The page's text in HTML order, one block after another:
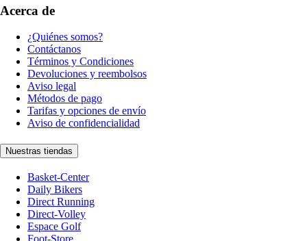
Acerca de
¿Quiénes somos?
Contáctanos
Términos y Condiciones
Devoluciones y reembolsos
Aviso legal
Métodos de pago
Tarifas y opciones de envío
Aviso de confidencialidad
Nuestras tiendas
Basket-Center
Daily Bikers
Direct Running
Direct-Volley
Espace Golf
Foot-Store